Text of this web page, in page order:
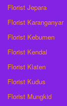
Florist Jepara
Florist Karanganyar
Florist Kebumen
Florist Kendal
Florist Klaten
Florist Kudus
Florist Mungkid